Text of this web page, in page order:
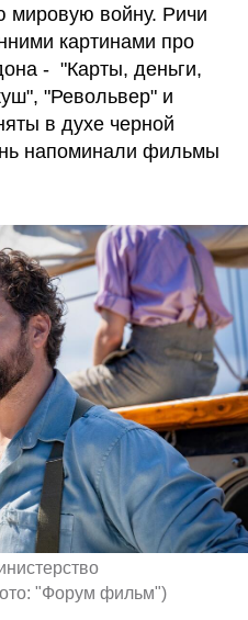
мировую войну. Ричи
картинами про
-  "Карты, деньги,
"Револьвер" и
в духе черной
напоминали фильмы
"Форум фильм")